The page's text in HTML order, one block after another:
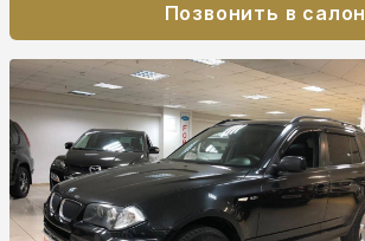
Позвонить в салон